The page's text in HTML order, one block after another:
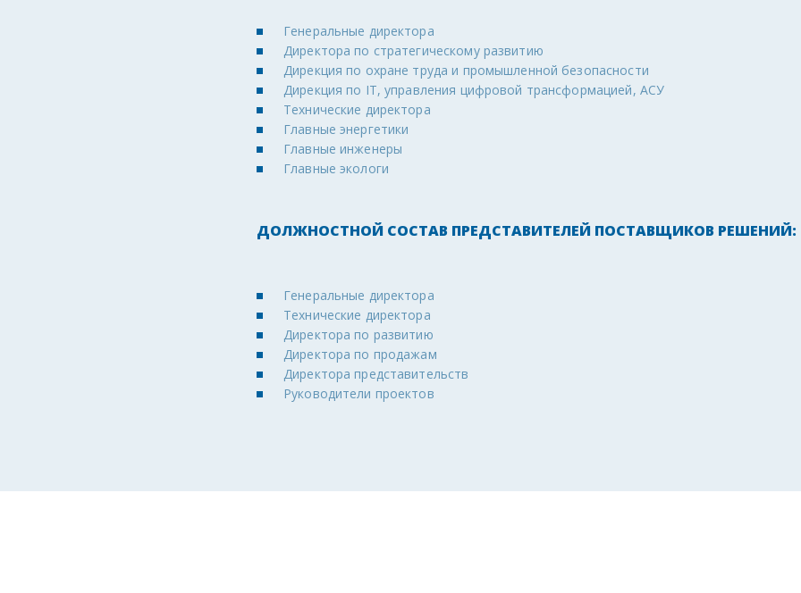
Генеральные директора
Директора по стратегическому развитию
Дирекция по охране труда и промышленной безопасности
Дирекция по IT, управления цифровой трансформацией, АСУ
Технические директора
Главные энергетики
Главные инженеры
Главные экологи
ДОЛЖНОСТНОЙ СОСТАВ ПРЕДСТАВИТЕЛЕЙ ПОСТАВЩИКОВ РЕШЕНИЙ:
Генеральные директора
Технические директора
Директора по развитию
Директора по продажам
Директора представительств
Руководители проектов